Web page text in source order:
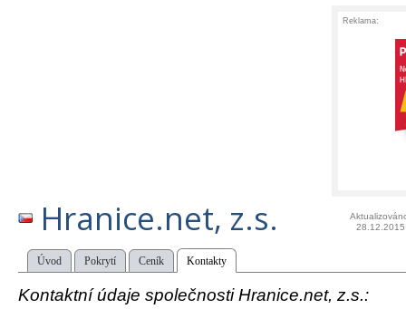
Reklama:
Hranice.net, z.s.
28.12.2015
Úvod Pokrytí Ceník Kontakty
Kontaktní údaje společnosti Hranice.net, z.s.: